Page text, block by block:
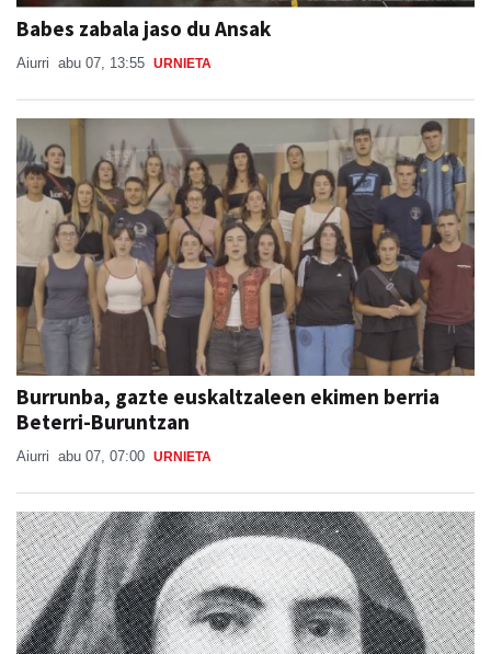
Babes zabala jaso du Ansak
Aiurri abu 07, 13:55 URNIETA
Burrunba, gazte euskaltzaleen ekimen berria
Beterri-Buruntzan
Aiurri abu 07, 07:00 URNIETA